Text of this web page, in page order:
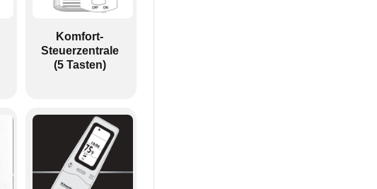
Komfort-
Steuerzentrale
(5 Tasten)